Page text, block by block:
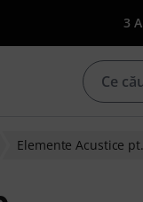
3
Elemente Acustice